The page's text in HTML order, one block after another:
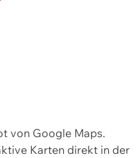
von Google Maps.
Karten direkt in der